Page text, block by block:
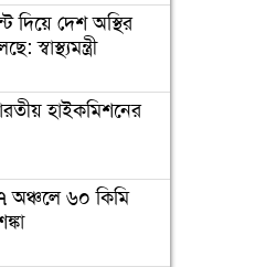
দিয়ে দেশ অস্থির
স্বাস্থ্যমন্ত্রী
হাইকমিশনের
অঞ্চলে ৬০ কিমি